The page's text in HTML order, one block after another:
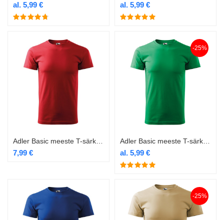
al. 5,99 € al. 5,99 €
7,99 €
-25%
al. 5,99 €
-25%